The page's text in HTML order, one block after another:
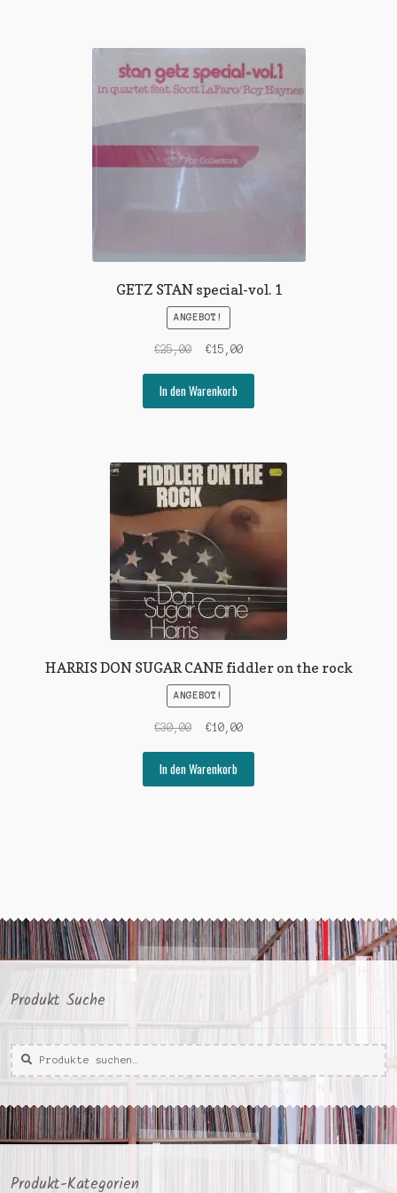
GETZ STAN special-vol. 1
ANGEBOT!
€25,00
Ursprünglicher
war:
€25,00
€15,00Aktueller
€15,00.
In den Warenkorb
HARRIS DON SUGAR CANE fiddler on the rock
ANGEBOT!
€30,00
Ursprünglicher
war:
€30,00
€10,00Aktueller
€10,00.
In den Warenkorb
Produkt Suche
Suche
nach:
Suche
Produkt-Kategorien